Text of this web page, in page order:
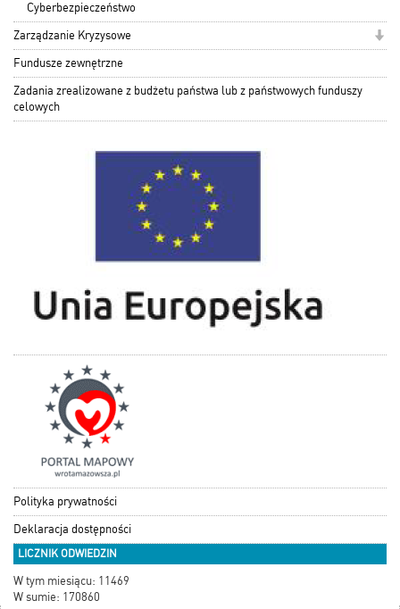
Cyberbezpieczeństwo
Zarządzanie Kryzysowe
Fundusze zewnętrzne
Zadania zrealizowane z budżetu państwa lub z państwowych funduszy
celowych
Polityka prywatności
Deklaracja dostępności
LICZNIK ODWIEDZIN
W tym miesiącu: 11469
W sumie: 170860